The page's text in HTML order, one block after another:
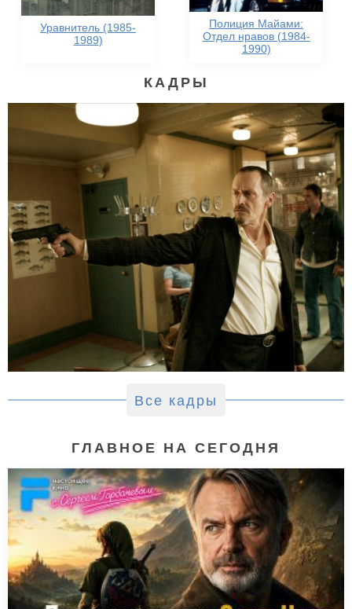
Уравнитель (1985-
1989)
Полиция Майами:
Отдел нравов (1984-
1990)
КАДРЫ
Все кадры
ГЛАВНОЕ НА СЕГОДНЯ